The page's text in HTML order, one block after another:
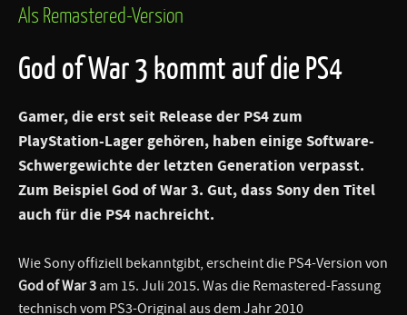
Als Remastered-Version
God of War 3 kommt auf die PS4
Gamer, die erst seit Release der PS4 zum
PlayStation-Lager gehören, haben einige Software-
Schwergewichte der letzten Generation verpasst.
Zum BeispielGod of War 3. Gut, dass Sony den Titel
auch für die PS4 nachreicht.
Wie Sony offiziell bekanntgibt, erscheint die PS4-Version von
God of War 3 am 15. Juli 2015. Was die Remastered-Fassung
technisch vom PS3-Original aus dem Jahr 2010